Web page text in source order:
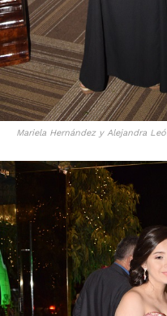
Mariela Hernández y Alejandra